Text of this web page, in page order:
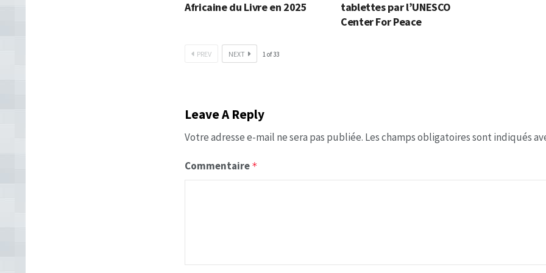
Africaine du Livre en 2025
tablettes par l’UNESCO
Center For Peace
PREV NEXT 1of33
Leave A Reply
Votre adresse e-mail ne sera pas publiée. Les champs obligatoires sont indiqués
Commentaire *